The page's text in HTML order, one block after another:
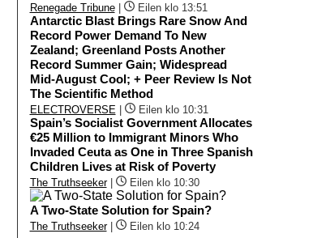
Renegade Tribune| Eilen klo 13:51
Antarctic Blast Brings Rare Snow And
Record Power Demand To New
Zealand; Greenland Posts Another
Record Summer Gain; Widespread
Mid-August Cool; + Peer Review Is Not
The Scientific Method
ELECTROVERSE Eilen klo 10:31
Spain’s Socialist Government Allocates
€25 Million to Immigrant Minors Who
Invaded Ceuta as One in Three Spanish
Children Lives at Risk of Poverty
The Truthseeker| Eilen klo 10:30
A Two-State Solution for Spain?
The Truthseeker| Eilen klo 10:24